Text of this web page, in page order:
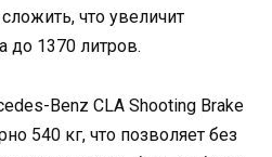
что увеличит
до 1370 литров.
Benz CLA Shooting Brake
540 кг, что позволяет без